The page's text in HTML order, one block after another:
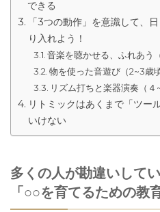
できる
「3つの動作」を意識して、
り入れよう！
音楽を聴かせる、ふれあう
物を使った音遊び（2~3歳頃
リズム打ちと楽器演奏（４
リトミックはあくまで「ツー
いけない
多くの人が勘違いして
「○○を育てるための教